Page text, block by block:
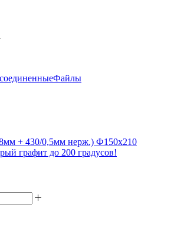
+ 430/0,5мм нерж.) Ф150х210
графит до 200 градусов!